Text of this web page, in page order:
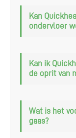
Kan
ondervloer
Kan ik
de oprit van
Wat is het
gaas?